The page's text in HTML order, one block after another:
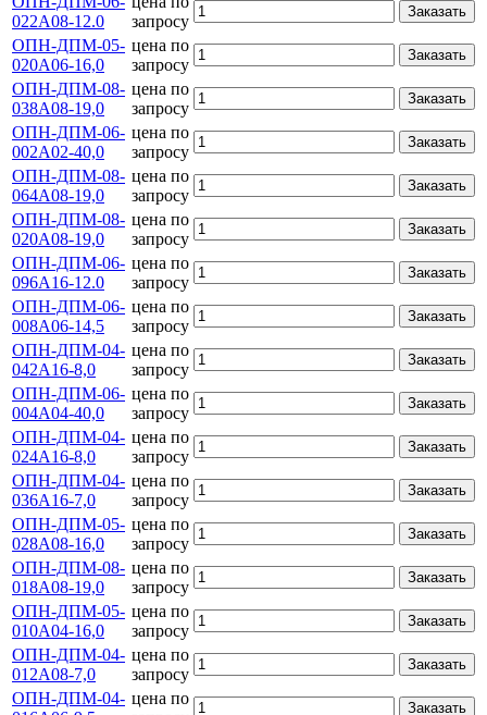
022А08-12.0
запросу
Заказать
ОПН-ДПМ-05-
020А06-16,0
цена по
запросу
Заказать
ОПН-ДПМ-08-
038А08-19,0
цена по
запросу
Заказать
ОПН-ДПМ-06-
002А02-40,0
цена по
запросу
Заказать
ОПН-ДПМ-08-
064А08-19,0
цена по
запросу
Заказать
ОПН-ДПМ-08-
020А08-19,0
цена по
запросу
Заказать
ОПН-ДПМ-06-
096А16-12.0
цена по
запросу
Заказать
ОПН-ДПМ-06-
008А06-14,5
цена по
запросу
Заказать
ОПН-ДПМ-04-
042А16-8,0
цена по
запросу
Заказать
ОПН-ДПМ-06-
004А04-40,0
цена по
запросу
Заказать
ОПН-ДПМ-04-
024А16-8,0
цена по
запросу
Заказать
ОПН-ДПМ-04-
036А16-7,0
цена по
запросу
Заказать
ОПН-ДПМ-05-
028А08-16,0
цена по
запросу
Заказать
ОПН-ДПМ-08-
018А08-19,0
цена по
запросу
Заказать
ОПН-ДПМ-05-
010А04-16,0
цена по
запросу
Заказать
ОПН-ДПМ-04-
012А08-7,0
цена по
запросу
Заказать
ОПН-ДПМ-04- цена по
Заказать